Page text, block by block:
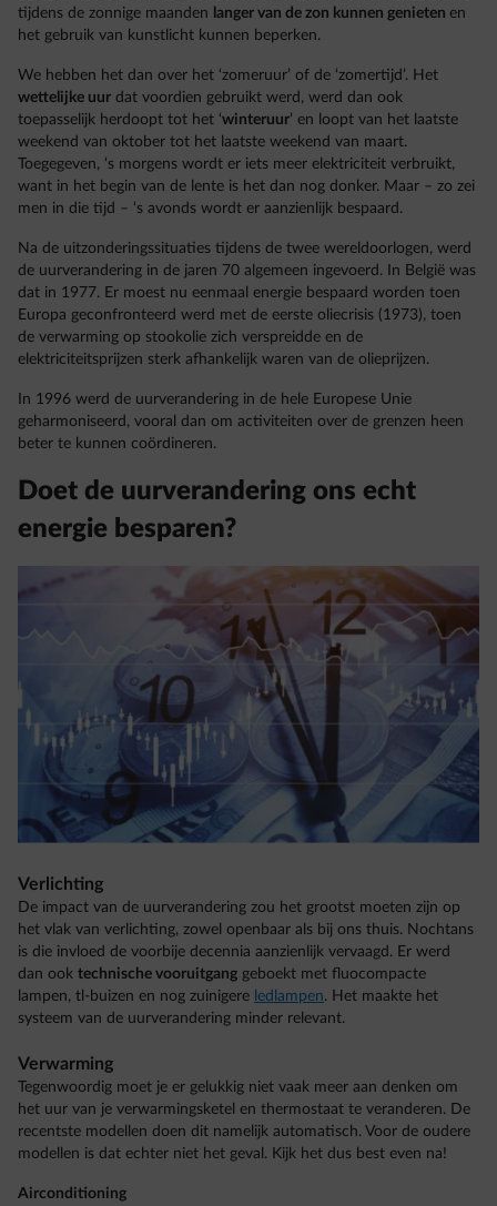
tijdens de zonnige maanden langer van de zon kunnen genieten en
het gebruik van kunstlicht kunnen beperken.
We hebben het dan over het ‘zomeruur’ of de ‘zomertijd’. Het
wettelijke uur dat voordien gebruikt werd, werd dan ook
toepasselijk herdoopt tot het ‘winteruur’ en loopt van het laatste
weekend van oktober tot het laatste weekend van maart.
Toegegeven, ‘s morgens wordt er iets meer elektriciteit verbruikt,
want in het begin van de lente is het dan nog donker. Maar – zo zei
men in die tijd – ‘s avonds wordt er aanzienlijk bespaard.
Na de uitzonderingssituaties tijdens de twee wereldoorlogen, werd
de uurverandering in de jaren 70 algemeen ingevoerd. In België was
dat in 1977. Er moest nu eenmaal energie bespaard worden toen
Europa geconfronteerd werd met de eerste oliecrisis (1973), toen
de verwarming op stookolie zich verspreidde en de
elektriciteitsprijzen sterk afhankelijk waren van de olieprijzen.
In 1996 werd de uurverandering in de hele Europese Unie
geharmoniseerd, vooral dan om activiteiten over de grenzen heen
beter te kunnen coördineren.
Doet de uurverandering ons echt
energie besparen?
Verlichting
De impact van de uurverandering zou het grootst moeten zijn op
het vlak van verlichting, zowel openbaar als bij ons thuis. Nochtans
is die invloed de voorbije decennia aanzienlijk vervaagd. Er werd
dan ook technische vooruitgang geboekt met fluocompacte
lampen, tl-buizen en nog zuinigere ledlampen. Het maakte het
systeem van de uurverandering minder relevant.
Verwarming
Tegenwoordig moet je er gelukkig niet vaak meer aan denken om
het uur van je verwarmingsketel en thermostaat te veranderen. De
recentste modellen doen dit namelijk automatisch. Voor de oudere
modellen is dat echter niet het geval. Kijk het dus best even na!
Airconditioning